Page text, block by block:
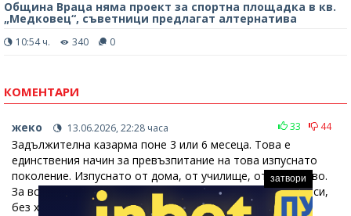
Община Враца няма проект за спортна площадка в кв.
„Медковец“, съветници предлагат алтернатива
10:54 ч. 340 0
КОМЕНТАРИ
жеко 13.06.2026, 22:28 часа 33 44
Задължителна казарма поне 3 или 6 месеца. Това е
единствения начин за превъзпитание на това изпуснато
поколение. Изпуснато от дома, от училище, от общество.
За всички - от 19 до 29 години. Доказано. Без компромиси,
без хленчене.
затвори